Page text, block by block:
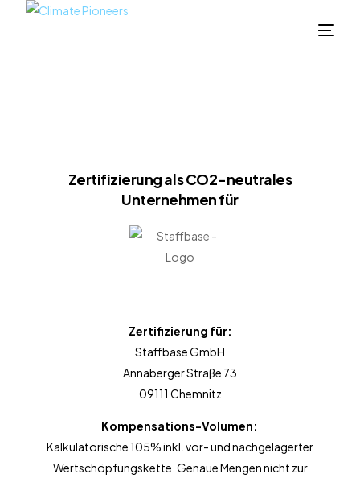
Zertifizierung als CO2-neutrales
Unternehmen für
Zertifizierung für:
Staffbase GmbH
Annaberger Straße 73
09111 Chemnitz
Kompensations-Volumen:
Kalkulatorische 105% inkl. vor- und nachgelagerter
Wertschöpfungskette. Genaue Mengen nicht zur